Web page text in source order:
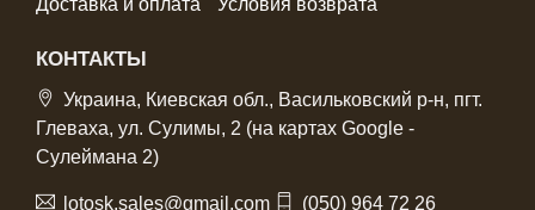
Доставка и оплата Условия возврата
КОНТАКТЫ
Украина, Киевская обл., Васильковский р-н, пгт.
Глеваха, ул. Сулимы, 2 (на картах Google -
Сулеймана 2)
lotosk.sales@gmail.com (050) 964 72 26